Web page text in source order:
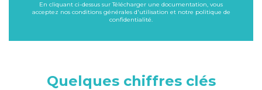
En cliquant ci-dessus sur Télécharger une documentation, vous
acceptez nos conditions générales d'utilisation et notre politique de
confidentialité.
Quelques chiffres clés